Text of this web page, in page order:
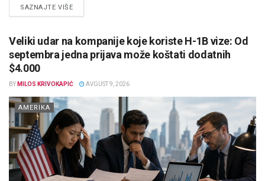
SAZNAJTE VIŠEDETAILS
Veliki udar na kompanije koje koriste H-1B vize: Od
septembra jedna prijava može koštati dodatnih
$4.000
BY MILOS KRIVOKAPIĆ AVGUST 9, 2026
AMERIKA